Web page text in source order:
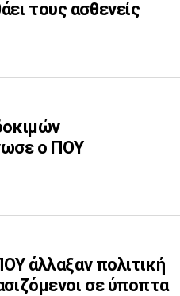
τους ασθενείς
ο ΠΟΥ
άλλαξαν πολιτική
σε ύποπτα